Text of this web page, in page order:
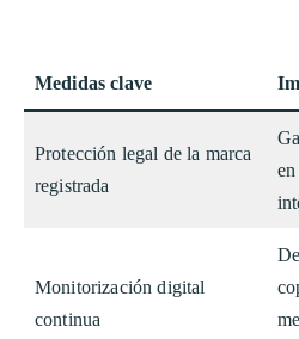
Medidas clave
Protección legal de la marca
registrada
Monitorización digital
continua